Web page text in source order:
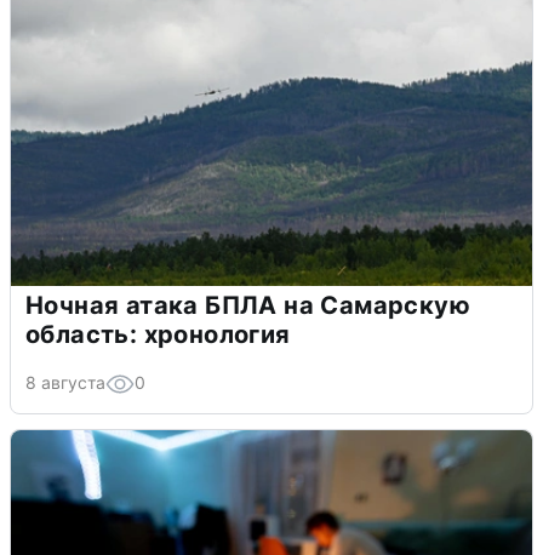
Ночная атака БПЛА на Самарскую
область: хронология
8 августа 0